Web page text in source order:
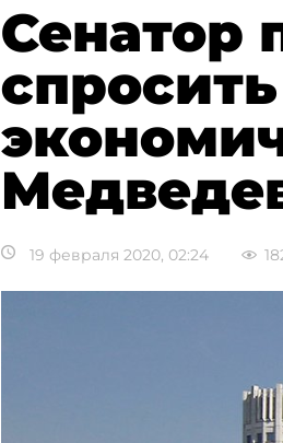
Сенатор
19 февраля 2020, 02:24